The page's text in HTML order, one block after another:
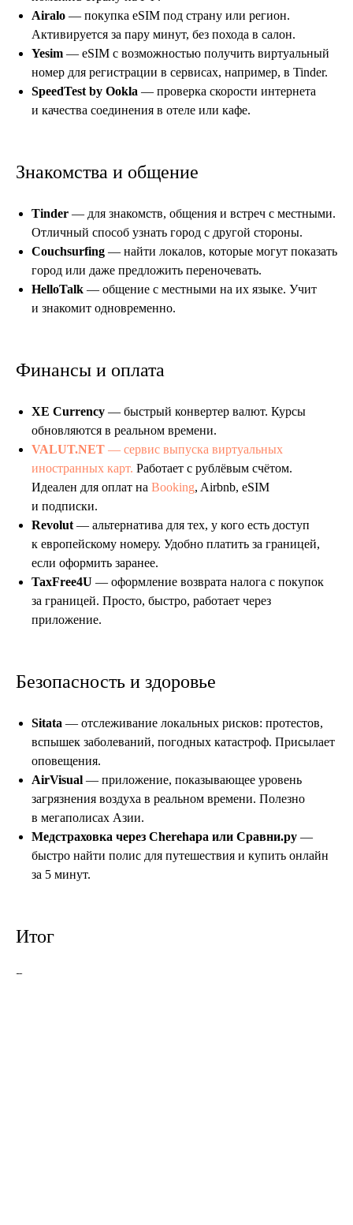
Airalo — покупка eSIM под страну или регион.
Активируется за пару минут, без похода в салон.
Yesim — eSIM с возможностью получить виртуальный
номер для регистрации в сервисах, например, в Tinder.
SpeedTest by Ookla — проверка скорости интернета
и качества соединения в отеле или кафе.
Знакомства и общение
Tinder — для знакомств, общения и встреч с местными.
Отличный способ узнать город с другой стороны.
Couchsurfing — найти локалов, которые могут показать
город или даже предложить переночевать.
HelloTalk — общение с местными на их языке. Учит
и знакомит одновременно.
Финансы и оплата
XE Currency — быстрый конвертер валют. Курсы
обновляются в реальном времени.
VALUT.NET — сервис выпуска виртуальных
иностранных карт. Работает с рублёвым счётом.
Идеален для оплат на Booking, Airbnb, eSIM
и подписки.
Revolut — альтернатива для тех, у кого есть доступ
к европейскому номеру. Удобно платить за границей,
если оформить заранее.
TaxFree4U — оформление возврата налога с покупок
за границей. Просто, быстро, работает через
приложение.
Безопасность и здоровье
Sitata — отслеживание локальных рисков: протестов,
вспышек заболеваний, погодных катастроф. Присылает
оповещения.
AirVisual — приложение, показывающее уровень
загрязнения воздуха в реальном времени. Полезно
в мегаполисах Азии.
Медстраховка через Cherehapa или Сравни.ру —
быстро найти полис для путешествия и купить онлайн
за 5 минут.
Итог
Все эти приложения упрощают маршруты, экономят